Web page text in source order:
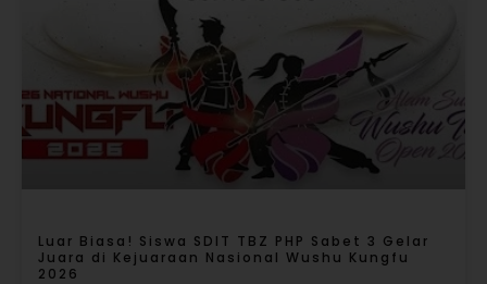
Luar Biasa! Siswa SDIT TBZ PHP Sabet 3 Gelar
Juara di Kejuaraan Nasional Wushu Kungfu
2026